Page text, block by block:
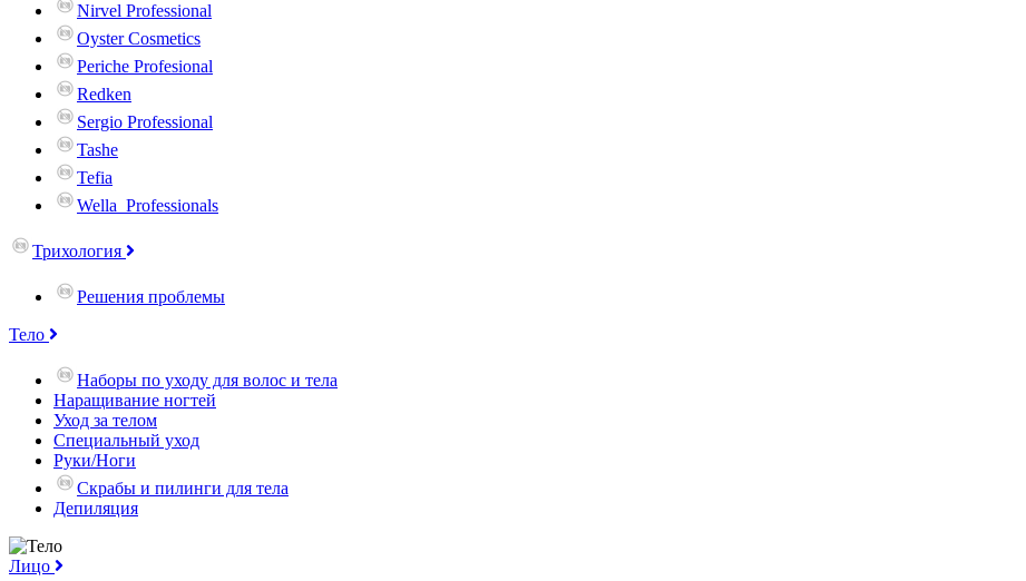
Nirvel Professional
Oyster Cosmetics
Periche Profesional
Redken
Sergio Professional
Tashe
Tefia
Wella_Professionals
Трихология
Решения проблемы
Тело
Наборы по уходу для волос и тела
Наращивание ногтей
Уход за телом
Специальный уход
Руки/Ноги
Скрабы и пилинги для тела
Депиляция
Лицо